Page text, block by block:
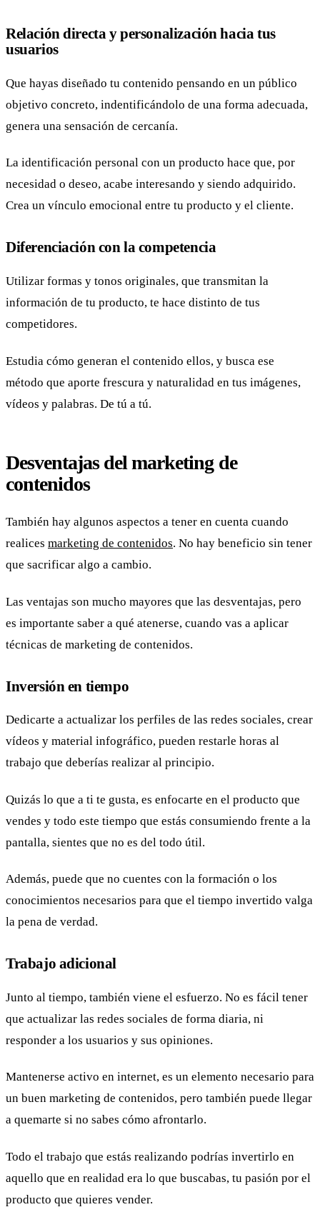
Relación directa y personalización hacia tus
usuarios
Que hayas diseñado tu contenido pensando en un público
objetivo concreto, indentificándolo de una forma adecuada,
genera una sensación de cercanía.
La identificación personal con un producto hace que, por
necesidad o deseo, acabe interesando y siendo adquirido.
Crea un vínculo emocional entre tu producto y el cliente.
Diferenciación con la competencia
Utilizar formas y tonos originales, que transmitan la
información de tu producto, te hace distinto de tus
competidores.
Estudia cómo generan el contenido ellos, y busca ese
método que aporte frescura y naturalidad en tus imágenes,
vídeos y palabras. De tú a tú.
Desventajas del marketing de
contenidos
También hay algunos aspectos a tener en cuenta cuando
realices marketing de contenidos. No hay beneficio sin tener
que sacrificar algo a cambio.
Las ventajas son mucho mayores que las desventajas, pero
es importante saber a qué atenerse, cuando vas a aplicar
técnicas de marketing de contenidos.
Inversión en tiempo
Dedicarte a actualizar los perfiles de las redes sociales, crear
vídeos y material infográfico, pueden restarle horas al
trabajo que deberías realizar al principio.
Quizás lo que a ti te gusta, es enfocarte en el producto que
vendes y todo este tiempo que estás consumiendo frente a la
pantalla, sientes que no es del todo útil.
Además, puede que no cuentes con la formación o los
conocimientos necesarios para que el tiempo invertido valga
la pena de verdad.
Trabajo adicional
Junto al tiempo, también viene el esfuerzo. No es fácil tener
que actualizar las redes sociales de forma diaria, ni
responder a los usuarios y sus opiniones.
Mantenerse activo en internet, es un elemento necesario para
un buen marketing de contenidos, pero también puede llegar
a quemarte si no sabes cómo afrontarlo.
Todo el trabajo que estás realizando podrías invertirlo en
aquello que en realidad era lo que buscabas, tu pasión por el
producto que quieres vender.